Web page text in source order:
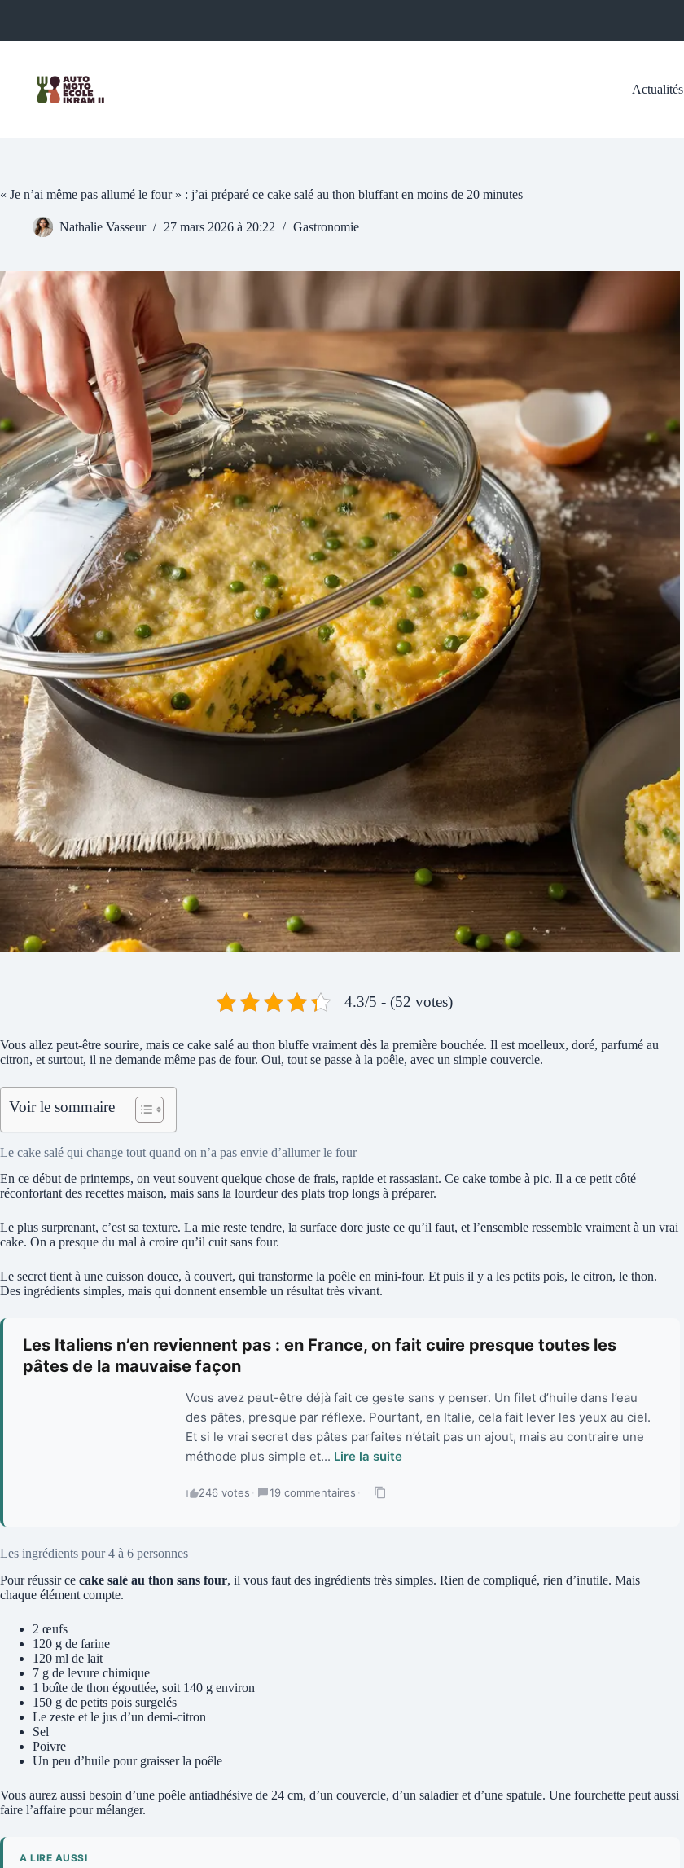
Actualités
« Je n’ai même pas allumé le four » : j’ai préparé ce cake salé au thon bluffant en moins de 20 minutes
Nathalie Vasseur 27 mars 2026 à 20:22 Gastronomie
4.3/5 - (52 votes)
Vous allez peut-être sourire, mais ce cake salé au thon bluffe vraiment dès la première bouchée. Il est moelleux, doré, parfumé au
citron, et surtout, il ne demande même pas de four. Oui, tout se passe à la poêle, avec un simple couvercle.
Voir le sommaire
Le cake salé qui change tout quand on n’a pas envie d’allumer le four
En ce début de printemps, on veut souvent quelque chose de frais, rapide et rassasiant. Ce cake tombe à pic. Il a ce petit côté
réconfortant des recettes maison, mais sans la lourdeur des plats trop longs à préparer.
Le plus surprenant, c’est sa texture. La mie reste tendre, la surface dore juste ce qu’il faut, et l’ensemble ressemble vraiment à un vrai
cake. On a presque du mal à croire qu’il cuit sans four.
Le secret tient à une cuisson douce, à couvert, qui transforme la poêle en mini-four. Et puis il y a les petits pois, le citron, le thon.
Des ingrédients simples, mais qui donnent ensemble un résultat très vivant.
Les Italiens n’en reviennent pas : en France, on fait cuire presque toutes les
pâtes de la mauvaise façon
Vous avez peut-être déjà fait ce geste sans y penser. Un filet d’huile dans l’eau
des pâtes, presque par réflexe. Pourtant, en Italie, cela fait lever les yeux au ciel.
Et si le vrai secret des pâtes parfaites n’était pas un ajout, mais au contraire une
méthode plus simple et... Lire la suite
246 votes · 19 commentaires ·
Les ingrédients pour 4 à 6 personnes
Pour réussir ce cake salé au thon sans four, il vous faut des ingrédients très simples. Rien de compliqué, rien d’inutile. Mais
chaque élément compte.
2 œufs
120 g de farine
120 ml de lait
7 g de levure chimique
1 boîte de thon égouttée, soit 140 g environ
150 g de petits pois surgelés
Le zeste et le jus d’un demi-citron
Sel
Poivre
Un peu d’huile pour graisser la poêle
Vous aurez aussi besoin d’une poêle antiadhésive de 24 cm, d’un couvercle, d’un saladier et d’une spatule. Une fourchette peut aussi
faire l’affaire pour mélanger.
A LIRE AUSSI